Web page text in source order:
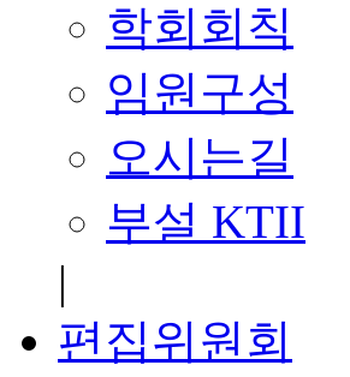
학회회칙
임원구성
오시는길
부설 KTII
|
편집위원회